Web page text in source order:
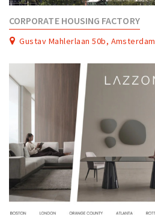
CORPORATE HOUSING FACTORY
Gustav Mahlerlaan 50b, Amsterdam